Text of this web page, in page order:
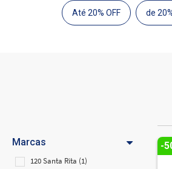
Até 20% OFF de
Marcas
120 Santa Rita (1)
-